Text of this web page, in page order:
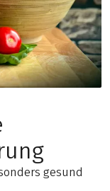
gesund